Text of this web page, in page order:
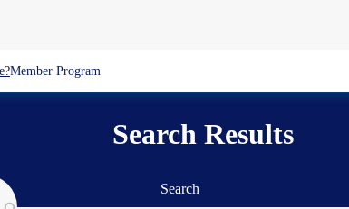
Member Program
Search Results
Search